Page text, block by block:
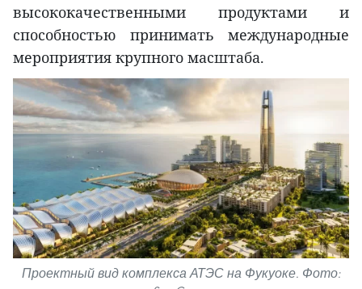
высококачественными продуктами и
способностью принимать международные
мероприятия крупного масштаба.
Проектный вид комплекса АТЭС на Фукуоке. Фото: